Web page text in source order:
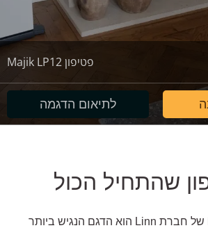
פטיפון Majik LP12
לתיאום הדגמה
שהתחיל הכול
פטיפון Majik LP12 של חברת Linn הוא הדגם הנגיש ביותר